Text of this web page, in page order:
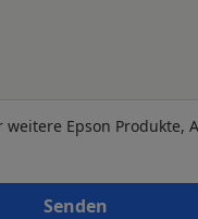
Epson Produkte,
Senden